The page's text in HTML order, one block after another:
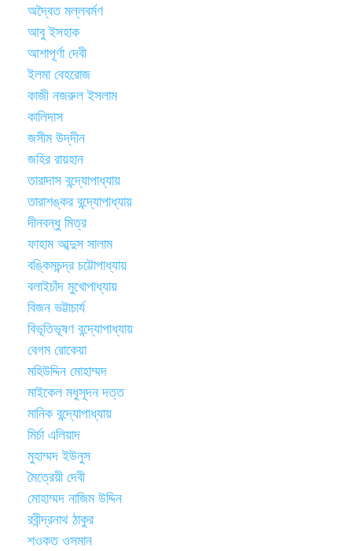
অদ্বৈত মল্লবর্মণ
আবু ইসহাক
আশাপূর্ণা দেবী
ইলমা বেহরোজ
কাজী নজরুল ইসলাম
কালিদাস
জসীম উদ্‌দীন
জহির রায়হান
তারাদাস বন্দ্যোপাধ্যায়
তারাশঙ্কর বন্দ্যোপাধ্যায়
দীনবন্ধু মিত্র
ফাহাম আব্দুস সালাম
বঙ্কিমচন্দ্র চট্টোপাধ্যায়
বলাইচাঁদ মুখোপাধ্যায়
বিজন ভট্টাচার্য
বিভূতিভূষণ বন্দ্যোপাধ্যায়
বেগম রোকেয়া
মহিউদ্দিন মোহাম্মদ
মাইকেল মধুসূদন দত্ত
মানিক বন্দ্যোপাধ্যায়
মির্চা এলিয়াদ
মুহাম্মদ ইউনুস
মৈত্রেয়ী দেবী
মোহাম্মদ নাজিম উদ্দিন
রবীন্দ্রনাথ ঠাকুর
শওকত ওসমান